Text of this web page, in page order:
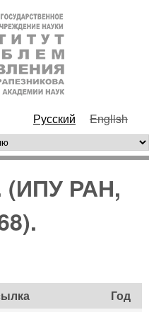
Русский English
меню
РАН,
Год